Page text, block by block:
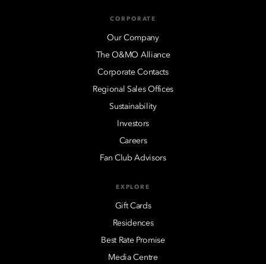
CORPORATE
Our Company
The O&MO Alliance
Corporate Contacts
Regional Sales Offices
Sustainability
Investors
Careers
Fan Club Advisors
EXPLORE
Gift Cards
Residences
Best Rate Promise
Media Centre